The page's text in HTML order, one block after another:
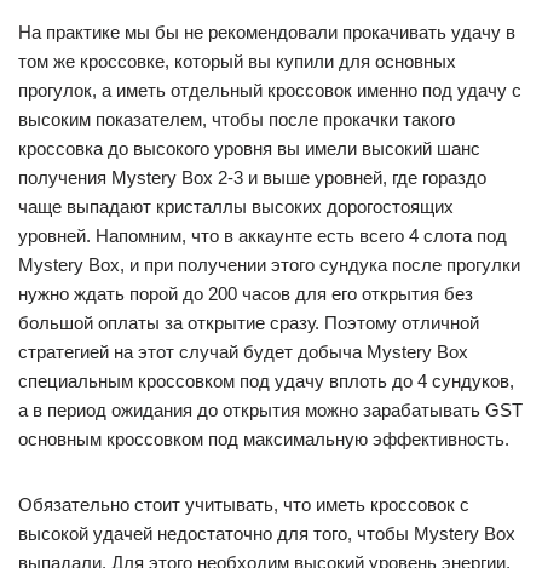
На практике мы бы не рекомендовали прокачивать удачу в
том же кроссовке, который вы купили для основных
прогулок, а иметь отдельный кроссовок именно под удачу с
высоким показателем, чтобы после прокачки такого
кроссовка до высокого уровня вы имели высокий шанс
получения Mystery Box 2-3 и выше уровней, где гораздо
чаще выпадают кристаллы высоких дорогостоящих
уровней. Напомним, что в аккаунте есть всего 4 слота под
Mystery Box, и при получении этого сундука после прогулки
нужно ждать порой до 200 часов для его открытия без
большой оплаты за открытие сразу. Поэтому отличной
стратегией на этот случай будет добыча Mystery Box
специальным кроссовком под удачу вплоть до 4 сундуков,
а в период ожидания до открытия можно зарабатывать GST
основным кроссовком под максимальную эффективность.
Обязательно стоит учитывать, что иметь кроссовок с
высокой удачей недостаточно для того, чтобы Mystery Box
выпадали. Для этого необходим высокий уровень энергии,